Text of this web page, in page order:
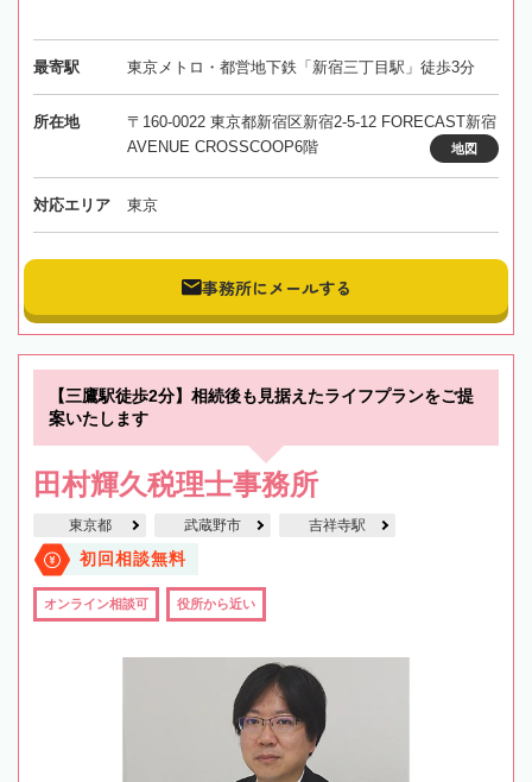
最寄駅 東京メトロ・都営地下鉄「新宿三丁目駅」徒歩3分
所在地
〒160-0022 東京都新宿区新宿2-5-12 FORECAST新宿
AVENUE CROSSCOOP6階
地図
対応エリア 東京
事務所にメールする
【三鷹駅徒歩2分】相続後も見据えたライフプランをご提
案いたします
田村輝久税理士事務所
東京都 武蔵野市 吉祥寺駅
初回相談無料
オンライン相談可 役所から近い